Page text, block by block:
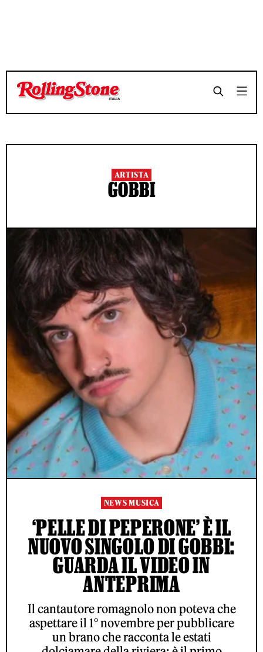
ARTISTA
GOBBI
NEWS MUSICA
‘PELLE DI PEPERONE’ È IL
NUOVO SINGOLO DI GOBBI:
GUARDA IL VIDEO IN
ANTEPRIMA
Il cantautore romagnolo non poteva che
aspettare il 1° novembre per pubblicare
un brano che racconta le estati